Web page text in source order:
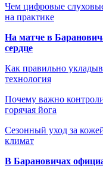
Чем цифровые
на практике
На матче в
сердце
Как правильно
технология
Почему важно
горячая йога
Сезонный уход за
климат
В Барановичах